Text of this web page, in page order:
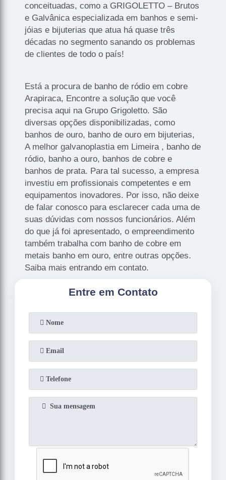
conceituadas, como a GRIGOLETTO – Brutos
e Galvânica especializada em banhos e semi-
jóias e bijuterias que atua há quase três
décadas no segmento sanando os problemas
de clientes de todo o país!
Está a procura de banho de ródio em cobre
Arapiraca, Encontre a solução que você
precisa aqui na Grupo Grigoletto. São
diversas opções disponibilizadas, como
banhos de ouro, banho de ouro em bijuterias,
A melhor galvanoplastia em Limeira , banho de
ródio, banho a ouro, banhos de cobre e
banhos de prata. Para tal sucesso, a empresa
investiu em profissionais competentes e em
equipamentos inovadores. Por isso, não deixe
de falar conosco para esclarecer cada uma de
suas dúvidas com nossos funcionários. Além
do que já foi apresentado, o empreendimento
também trabalha com banho de cobre em
metais banho em ouro, entre outras opções.
Saiba mais entrando em contato.
Entre em Contato